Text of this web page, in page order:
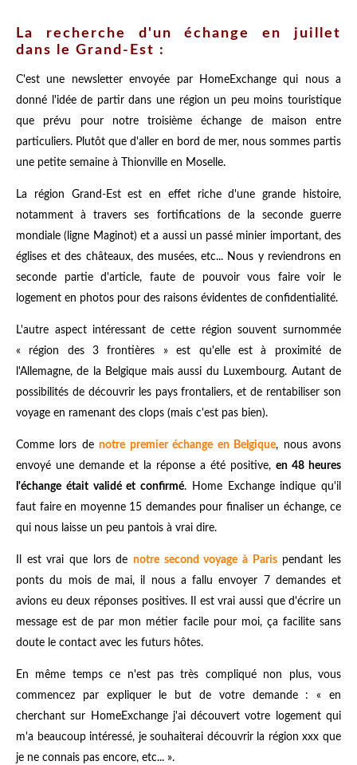
La recherche d'un échange en juillet
dans le Grand-Est :
C'est une newsletter envoyée par HomeExchange qui nous a
donné l'idée de partir dans une région un peu moins touristique
que prévu pour notre troisième échange de maison entre
particuliers. Plutôt que d'aller en bord de mer, nous sommes partis
une petite semaine à Thionville en Moselle.
La région Grand-Est est en effet riche d'une grande histoire,
notamment à travers ses fortifications de la seconde guerre
mondiale (ligne Maginot) et a aussi un passé minier important, des
églises et des châteaux, des musées, etc... Nous y reviendrons en
seconde partie d'article, faute de pouvoir vous faire voir le
logement en photos pour des raisons évidentes de confidentialité.
L'autre aspect intéressant de cette région souvent surnommée
« région des 3 frontières » est qu'elle est à proximité de
l'Allemagne, de la Belgique mais aussi du Luxembourg. Autant de
possibilités de découvrir les pays frontaliers, et de rentabiliser son
voyage en ramenant des clops (mais c'est pas bien).
Comme lors denotre premier échange en Belgique, nous avons
envoyé une demande et la réponse a été positive, en 48 heures
l'échange était validé et confirmé. Home Exchange indique qu'il
faut faire en moyenne 15 demandes pour finaliser un échange, ce
qui nous laisse un peu pantois à vrai dire.
Il est vrai que lors de notre second voyage à Parispendant les
ponts du mois de mai, il nous a fallu envoyer 7 demandes et
avions eu deux réponses positives. Il est vrai aussi que d'écrire un
message est de par mon métier facile pour moi, ça facilite sans
doute le contact avec les futurs hôtes.
En même temps ce n'est pas très compliqué non plus, vous
commencez par expliquer le but de votre demande : « en
cherchant sur HomeExchange j'ai découvert votre logement qui
m'a beaucoup intéressé, je souhaiterai découvrir la région xxx que
je ne connais pas encore, etc... ».